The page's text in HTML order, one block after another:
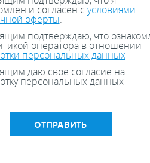
и согласен с условиями
оферты.
подтверждаю, что
оператора в отношении
персональных данных
даю свое согласие на
персональных данных
ОТПРАВИТЬ